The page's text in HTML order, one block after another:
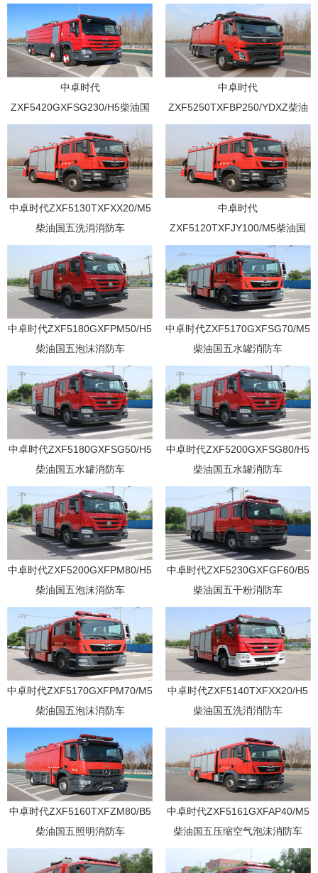
五泡沫消防车
中卓时代
ZXF5420GXFSG230/H5柴油国
五水罐消防车
中卓时代
ZXF5250TXFBP250/YDXZ柴油
国五泵浦消防车
中卓时代ZXF5130TXFXX20/M5
柴油国五洗消消防车
中卓时代
ZXF5120TXFJY100/M5柴油国
五抢险救援消防车
中卓时代ZXF5180GXFPM50/H5
柴油国五泡沫消防车
中卓时代ZXF5170GXFSG70/M5
柴油国五水罐消防车
中卓时代ZXF5180GXFSG50/H5
柴油国五水罐消防车
中卓时代ZXF5200GXFSG80/H5
柴油国五水罐消防车
中卓时代ZXF5200GXFPM80/H5
柴油国五泡沫消防车
中卓时代ZXF5230GXFGF60/B5
柴油国五干粉消防车
中卓时代ZXF5170GXFPM70/M5
柴油国五泡沫消防车
中卓时代ZXF5140TXFXX20/H5
柴油国五洗消消防车
中卓时代ZXF5160TXFZM80/B5
柴油国五照明消防车
中卓时代ZXF5161GXFAP40/M5
柴油国五压缩空气泡沫消防车